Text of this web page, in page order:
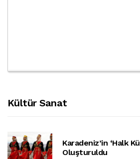
Kültür Sanat
Karadeniz’in ‘halk
Oluşturuldu